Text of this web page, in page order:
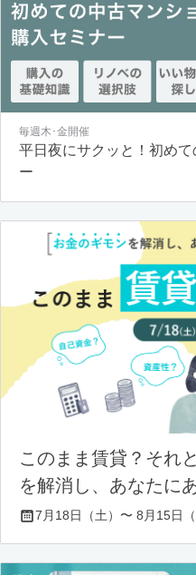
毎週木･金開催
平日夜にサクッと！初め
ー
このまま賃貸？それ
を解消し、あなたに
7月18日（土）〜 8月15日